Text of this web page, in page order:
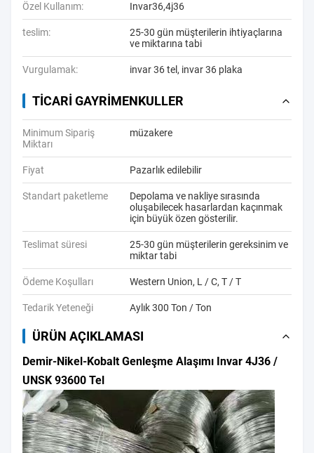
Özel Kullanım: Invar36,4j36
teslim:
25-30 gün müşterilerin ihtiyaçlarına
ve miktarına tabi
Vurgulamak: invar 36 tel , invar 36 plaka
TICARI GAYRIMENKULLER
Minimum Sipariş
Miktarı
müzakere
Fiyat Pazarlık edilebilir
Standart paketleme
Depolama ve nakliye sırasında
oluşabilecek hasarlardan kaçınmak
için büyük özen gösterilir.
Teslimat süresi
25-30 gün müşterilerin gereksinim ve
miktar tabi
Ödeme Koşulları Western Union, L / C, T / T
Tedarik Yeteneği Aylık 300 Ton / Ton
ÜRÜN AÇIKLAMASI
Demir-Nikel-Kobalt Genleşme Alaşımı Invar 4J36 /
UNSK 93600 Tel